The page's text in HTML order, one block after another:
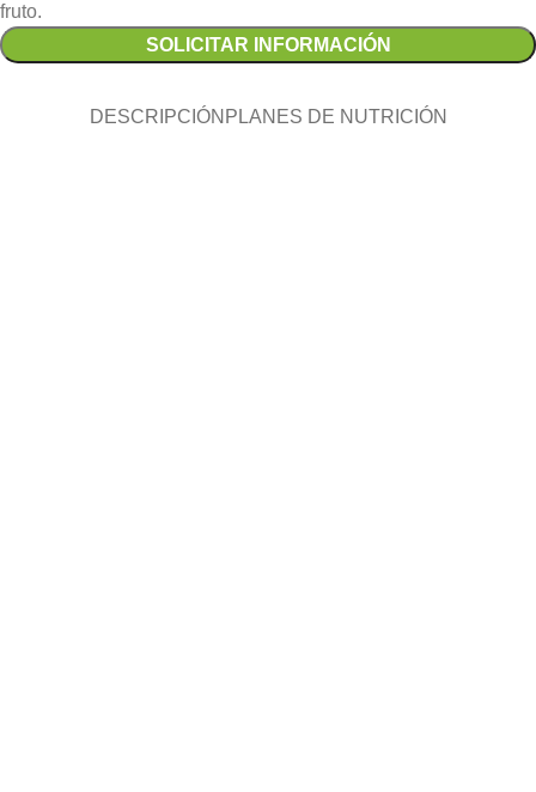
fruto.
SOLICITAR INFORMACIÓN
DESCRIPCIÓN PLANES DE NUTRICIÓN